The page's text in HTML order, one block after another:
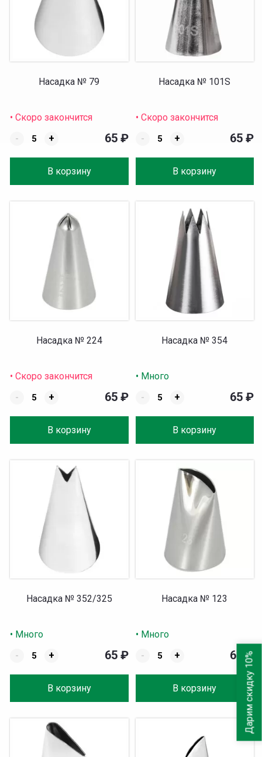
Насадка № 79
• Скоро закончится
-
+
В корзину
65 ₽
Насадка № 101S
• Скоро закончится
-
+
В корзину
65 ₽
Насадка № 224
• Скоро закончится
-
+
В корзину
65 ₽
Насадка № 354
• Много
-
+
В корзину
65 ₽
Насадка № 352/325
• Много
-
+
В корзину
65 ₽
Насадка № 123
• Много
-
+
В корзину
65₽
Дарим скидку 10%